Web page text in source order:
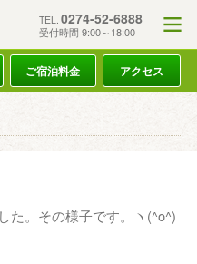
TEL. 0274-52-6888
受付時間 9:00～18:00
ご宿泊料金 アクセス
た。その様子です。ヽ(^o^)